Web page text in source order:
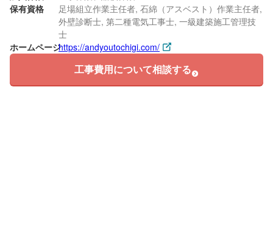
保有資格
足場組立作業主任者, 石綿（アスベスト）作業主任者,
外壁診断士, 第二種電気工事士, 一級建築施工管理技
士
ホームページhttps://andyoutochigi.com/
工事費用について相談する